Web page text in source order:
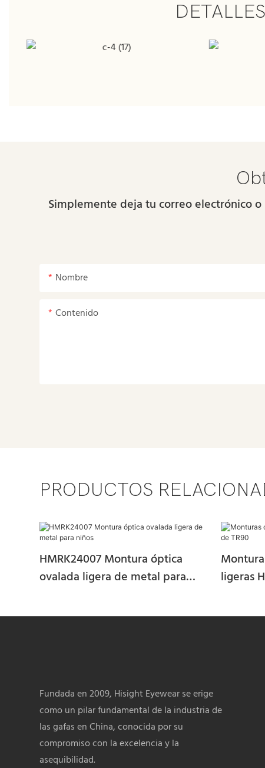
Simplemente deja tu correo electrónico
Nombre
Contenido
PRODUCTOS
HMRK24007 Montura óptica
ovalada ligera de metal para
ligeras
Fundada en 2009, Hisight Eyewear se erige
como un pilar fundamental de la industria de
las gafas en China, conocida por su
compromiso con la excelencia y la
asequibilidad.